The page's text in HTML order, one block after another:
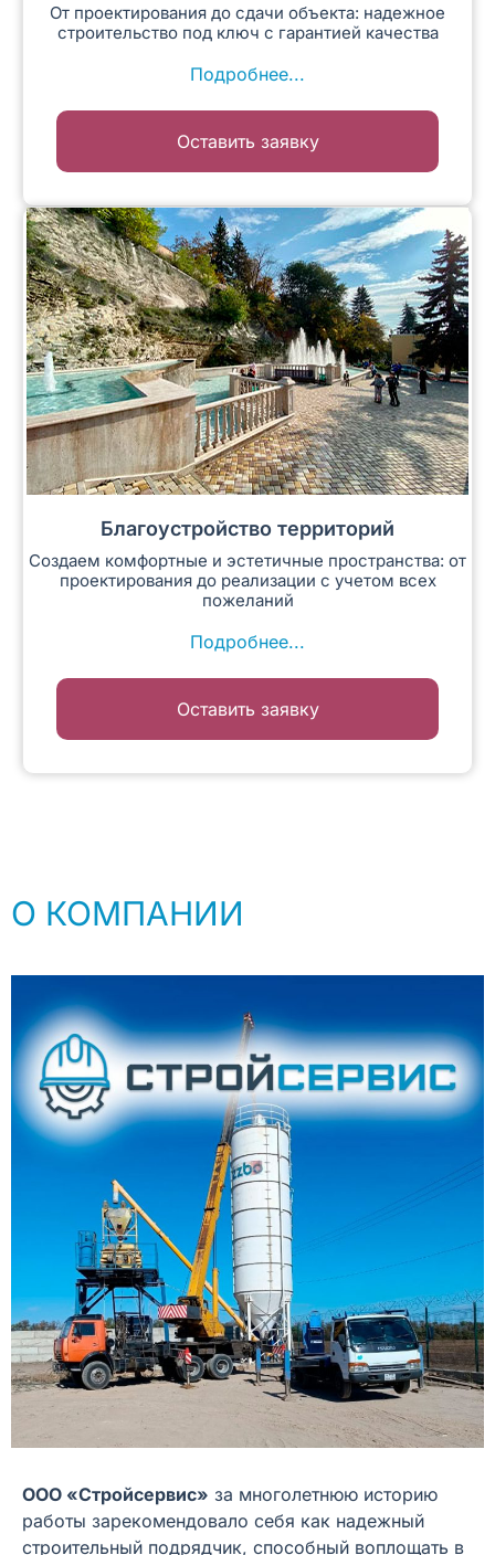
От проектирования до сдачи объекта: надежное
строительство под ключ с гарантией качества
Подробнее...
Оставить заявку
Благоустройство территорий
Создаем комфортные и эстетичные пространства: от
проектирования до реализации с учетом всех
пожеланий
Подробнее...
Оставить заявку
О КОМПАНИИ
ООО «Стройсервис» за многолетнюю историю
работы зарекомендовало себя как надежный
строительный подрядчик, способный воплощать в